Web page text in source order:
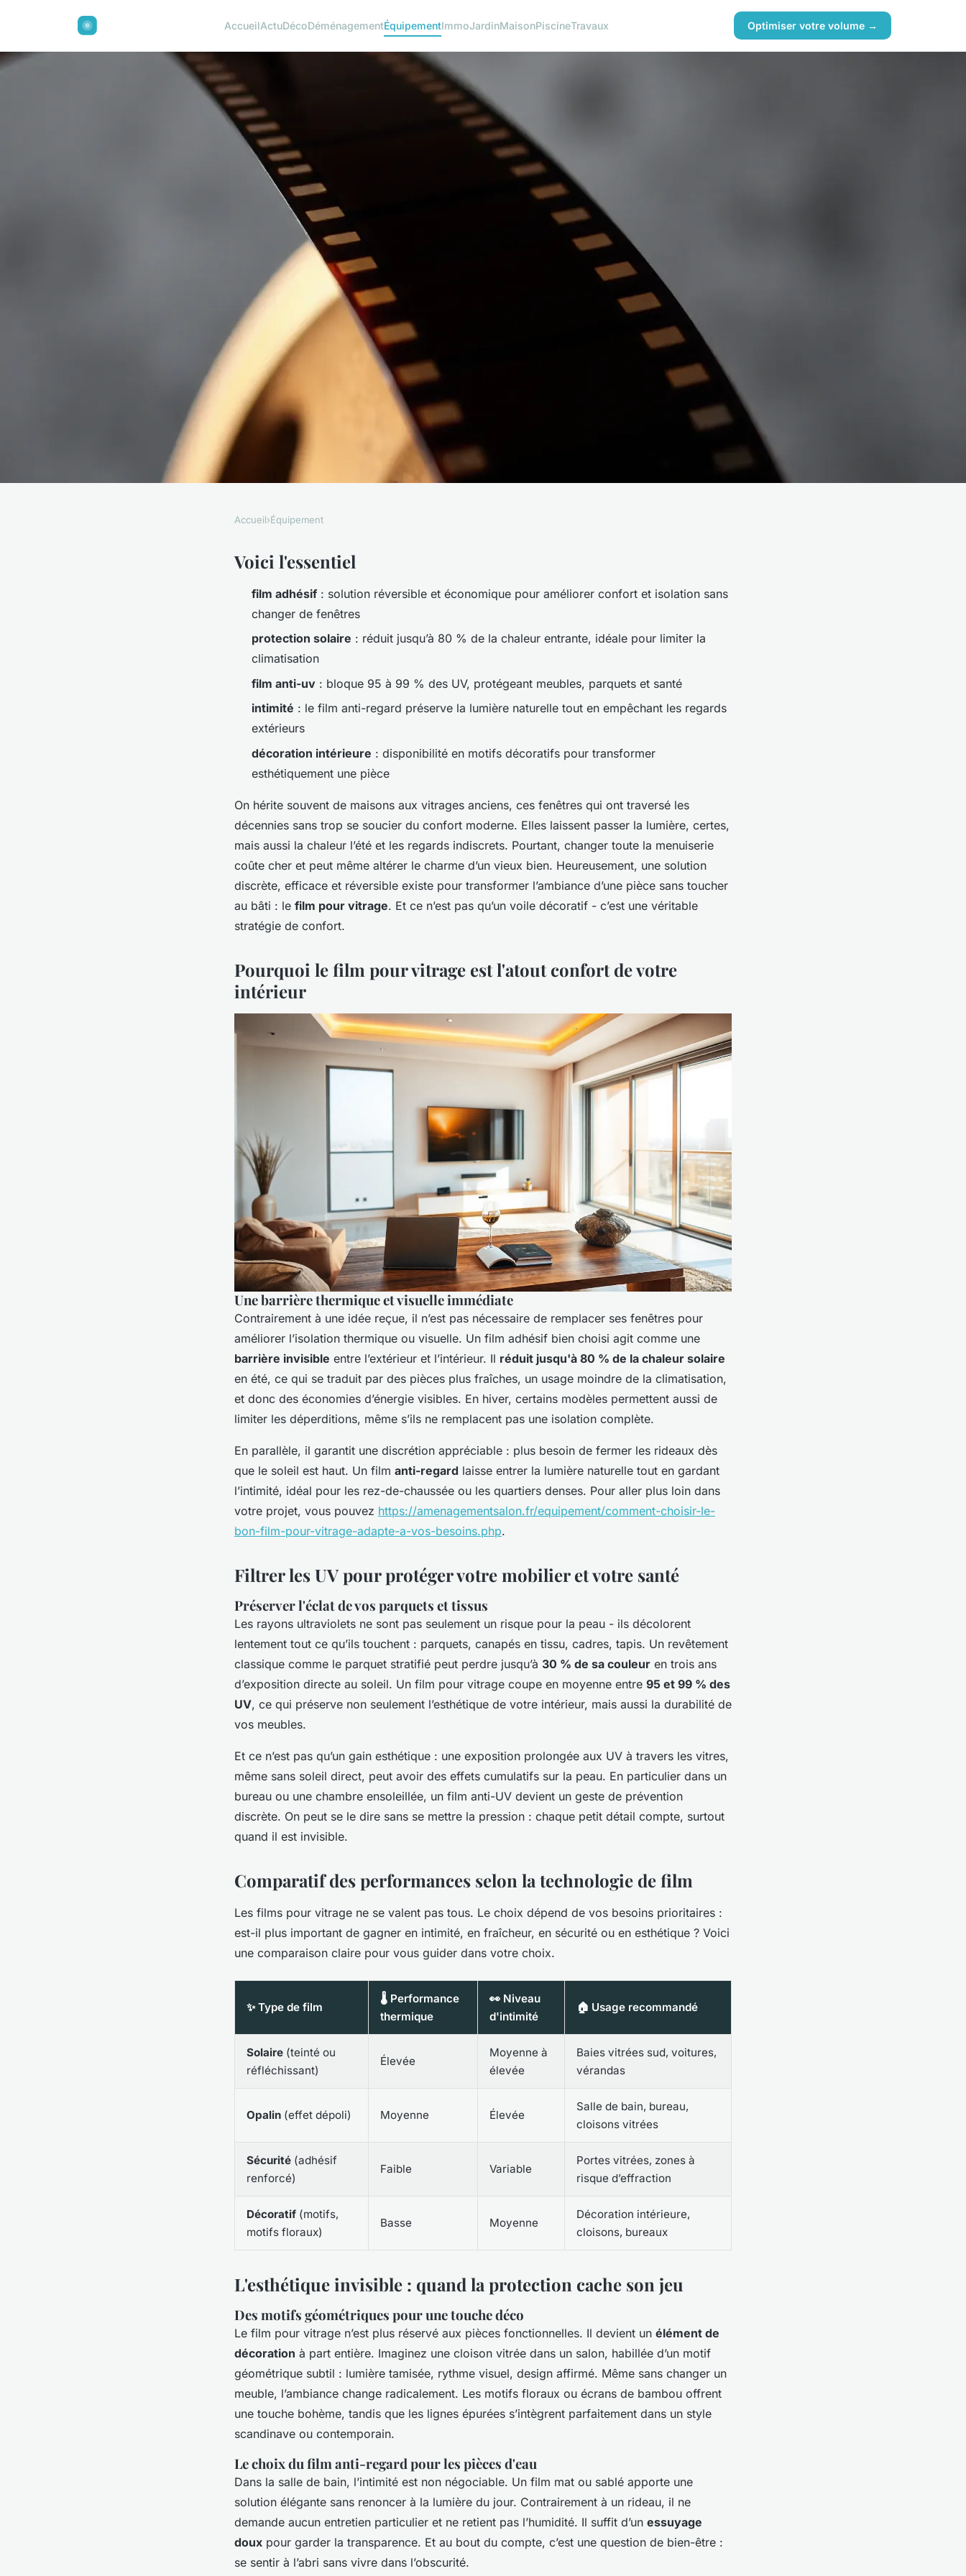
AccueilActuDécoDéménagementÉquipementImmoJardinMaisonPiscineTravaux Optimiser votre volume →
Les meilleurs films pour vitrage selon
Accueil›Équipement
Voici l'essentiel
film adhésif : solution réversible et économique pour améliorer confort et isolation sans
changer de fenêtres
protection solaire : réduit jusqu’à 80 % de la chaleur entrante, idéale pour limiter la
climatisation
film anti-uv : bloque 95 à 99 % des UV, protégeant meubles, parquets et santé
intimité : le film anti-regard préserve la lumière naturelle tout en empêchant les regards
extérieurs
décoration intérieure : disponibilité en motifs décoratifs pour transformer
esthétiquement une pièce
On hérite souvent de maisons aux vitrages anciens, ces fenêtres qui ont traversé les
décennies sans trop se soucier du confort moderne. Elles laissent passer la lumière, certes,
mais aussi la chaleur l’été et les regards indiscrets. Pourtant, changer toute la menuiserie
coûte cher et peut même altérer le charme d’un vieux bien. Heureusement, une solution
discrète, efficace et réversible existe pour transformer l’ambiance d’une pièce sans toucher
au bâti : le film pour vitrage. Et ce n’est pas qu’un voile décoratif - c’est une véritable
stratégie de confort.
Pourquoi le film pour vitrage est l'atout confort de votre
intérieur
Une barrière thermique et visuelle immédiate
Contrairement à une idée reçue, il n’est pas nécessaire de remplacer ses fenêtres pour
améliorer l’isolation thermique ou visuelle. Un film adhésif bien choisi agit comme une
barrière invisible entre l’extérieur et l’intérieur. Il réduit jusqu'à 80 % de la chaleur solaire
en été, ce qui se traduit par des pièces plus fraîches, un usage moindre de la climatisation,
et donc des économies d’énergie visibles. En hiver, certains modèles permettent aussi de
limiter les déperditions, même s’ils ne remplacent pas une isolation complète.
En parallèle, il garantit une discrétion appréciable : plus besoin de fermer les rideaux dès
que le soleil est haut. Un film anti-regard laisse entrer la lumière naturelle tout en gardant
l’intimité, idéal pour les rez-de-chaussée ou les quartiers denses. Pour aller plus loin dans
votre projet, vous pouvez https://amenagementsalon.fr/equipement/comment-choisir-le-
bon-film-pour-vitrage-adapte-a-vos-besoins.php.
Filtrer les UV pour protéger votre mobilier et votre santé
Préserver l'éclat de vos parquets et tissus
Les rayons ultraviolets ne sont pas seulement un risque pour la peau - ils décolorent
lentement tout ce qu’ils touchent : parquets, canapés en tissu, cadres, tapis. Un revêtement
classique comme le parquet stratifié peut perdre jusqu’à 30 % de sa couleur en trois ans
d’exposition directe au soleil. Un film pour vitrage coupe en moyenne entre 95 et 99 % des
UV, ce qui préserve non seulement l’esthétique de votre intérieur, mais aussi la durabilité de
vos meubles.
Et ce n’est pas qu’un gain esthétique : une exposition prolongée aux UV à travers les vitres,
même sans soleil direct, peut avoir des effets cumulatifs sur la peau. En particulier dans un
bureau ou une chambre ensoleillée, un film anti-UV devient un geste de prévention
discrète. On peut se le dire sans se mettre la pression : chaque petit détail compte, surtout
quand il est invisible.
Comparatif des performances selon la technologie de film
Les films pour vitrage ne se valent pas tous. Le choix dépend de vos besoins prioritaires :
est-il plus important de gagner en intimité, en fraîcheur, en sécurité ou en esthétique ? Voici
une comparaison claire pour vous guider dans votre choix.
✨ Type de film
🌡️ Performance
thermique
👀 Niveau
d'intimité
🏠 Usage recommandé
Solaire (teinté ou
réfléchissant)
Élevée
Moyenne à
élevée
Baies vitrées sud, voitures,
vérandas
Opalin (effet dépoli) Moyenne Élevée
Salle de bain, bureau,
cloisons vitrées
Sécurité (adhésif
renforcé)
Faible Variable
Portes vitrées, zones à
risque d’effraction
Décoratif (motifs,
motifs floraux)
Basse Moyenne
Décoration intérieure,
cloisons, bureaux
L'esthétique invisible : quand la protection cache son jeu
Des motifs géométriques pour une touche déco
Le film pour vitrage n’est plus réservé aux pièces fonctionnelles. Il devient un élément de
décoration à part entière. Imaginez une cloison vitrée dans un salon, habillée d’un motif
géométrique subtil : lumière tamisée, rythme visuel, design affirmé. Même sans changer un
meuble, l’ambiance change radicalement. Les motifs floraux ou écrans de bambou offrent
une touche bohème, tandis que les lignes épurées s’intègrent parfaitement dans un style
scandinave ou contemporain.
Le choix du film anti-regard pour les pièces d'eau
Dans la salle de bain, l’intimité est non négociable. Un film mat ou sablé apporte une
solution élégante sans renoncer à la lumière du jour. Contrairement à un rideau, il ne
demande aucun entretien particulier et ne retient pas l’humidité. Il suffit d’un essuyage
doux pour garder la transparence. Et au bout du compte, c’est une question de bien-être :
se sentir à l’abri sans vivre dans l’obscurité.